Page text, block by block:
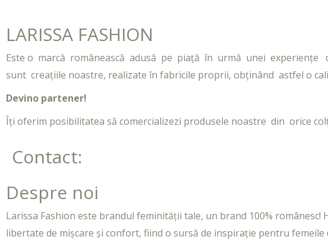
LARISSA FASHION
Este o marcă românească adusă pe piață în urmă unei experiențe
sunt creațiile noastre, realizate în fabricile proprii, obținând astfel o
Devino partener!
Îți oferim posibilitatea să comercializezi produsele noastre din orice
Contact:
Despre noi
Larissa Fashion este brandul feminității tale, un brand 100%
libertate de mișcare și confort, fiind o sursă de inspirație pentru femeile